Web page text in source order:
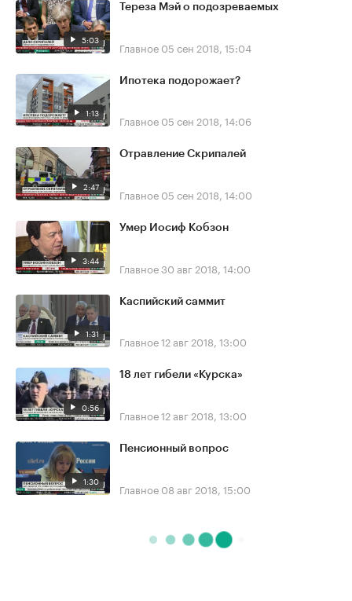
5:03
Тереза Мэй о подозреваемых
Главное 05 сен 2018, 15:04
1:13
Ипотека подорожает?
Главное 05 сен 2018, 14:06
2:47
Отравление Скрипалей
Главное 05 сен 2018, 14:00
3:44
Умер Иосиф Кобзон
Главное30 авг 2018, 14:00
1:31
Каспийский саммит
Главное12 авг 2018, 13:00
0:56
18 лет гибели «Курска»
Главное12 авг 2018, 13:00
1:30
Пенсионный вопрос
Главное 08 авг 2018, 15:00